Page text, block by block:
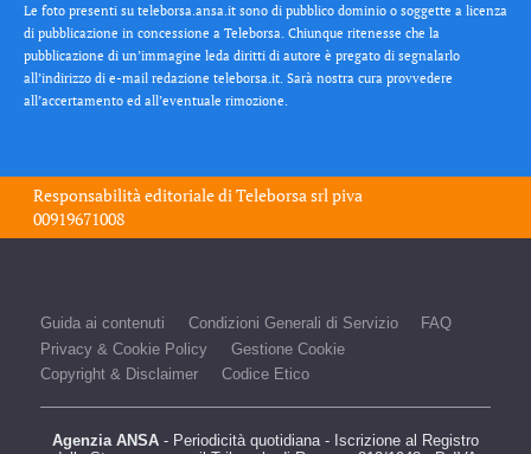
Le foto presenti su teleborsa.ansa.it sono di pubblico dominio o soggette a licenza
di pubblicazione in concessione a Teleborsa. Chiunque ritenesse che la
pubblicazione di un’immagine leda diritti di autore è pregato di segnalarlo
all’indirizzo di e-mail redazione teleborsa.it. Sarà nostra cura provvedere
all’accertamento ed all’eventuale rimozione.
Responsabilità editoriale diTeleborsa srlpiva
00919671008
Guida ai contenuti Condizioni Generali di Servizio
FAQ
Privacy & Cookie Policy
Gestione Cookie
Copyright & Disclaimer
Codice Etico
Agenzia ANSA - Periodicità quotidiana - Iscrizione al Registro